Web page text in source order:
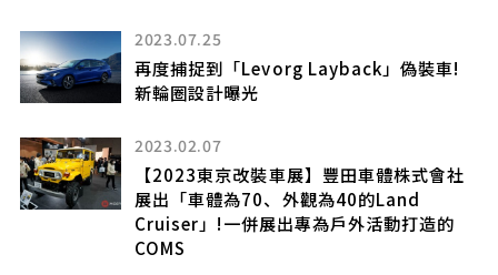
2023.07.25
再度捕捉到「Levorg Layback」偽裝車!
新輪圈設計曝光
2023.02.07
【2023東京改裝車展】豐田車體株式會社
展出「車體為70、外觀為40的Land
Cruiser」!一併展出專為戶外活動打造的
COMS